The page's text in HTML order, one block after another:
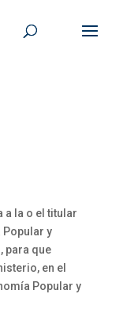
a la o el titular
y
para que
en el
Popular y